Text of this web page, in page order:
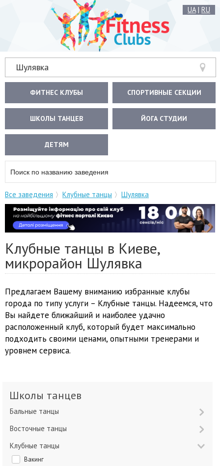
UA| RU
Шулявка
ФИТНЕС КЛУБЫ СПОРТИВНЫЕ СЕКЦИИ
ШКОЛЫ ТАНЦЕВ ЙОГА СТУДИИ
ДЕТЯМ
Все заведения Клубные танцы Шулявка
Клубные танцы в Киеве,
микрорайон Шулявка
Предлагаем Вашему вниманию избранные клубы
города по типу услуги – Клубные танцы. Надеемся, что
Вы найдете ближайший и наиболее удачно
расположенный клуб, который будет максимально
подходить своими ценами, опытными тренерами и
уровнем сервиса.
Школы танцев
Бальные танцы
Восточные танцы
Клубные танцы
Вакинг